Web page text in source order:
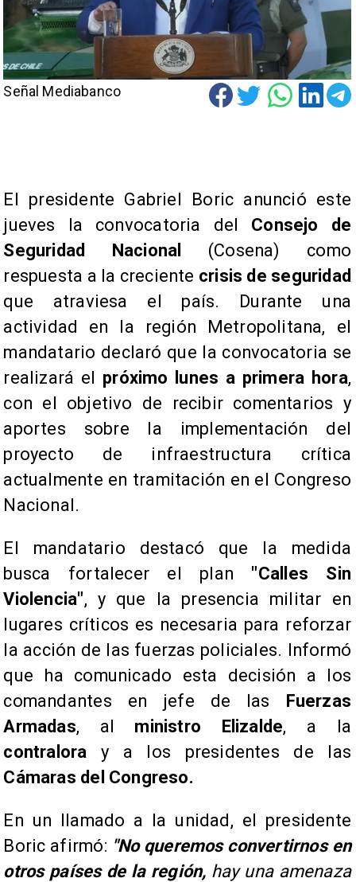
Señal Mediabanco
​El presidente Gabriel Boric anunció este
jueves la convocatoria del Consejo de
Seguridad Nacional
(Cosena) como
respuesta a la creciente crisis de seguridad
que atraviesa el país. Durante una
actividad en la región Metropolitana, el
mandatario declaró que la convocatoria se
realizará el próximo lunes a primera hora,
con el objetivo de recibir comentarios y
aportes sobre la implementación del
proyecto de infraestructura crítica
actualmente en tramitación en el Congreso
Nacional.
El mandatario destacó que la medida
busca fortalecer el plan "Calles Sin
Violencia", y que la presencia militar en
lugares críticos es necesaria para reforzar
la acción de las fuerzas policiales. Informó
que ha comunicado esta decisión a los
comandantes en jefe de las Fuerzas
Armadas, al ministro Elizalde, a la
contralora y a los presidentes de las
Cámaras del Congreso.
En un llamado a la unidad, el presidente
Boric afirmó: "No queremos convertirnos en
otros países de la región, hay una amenaza